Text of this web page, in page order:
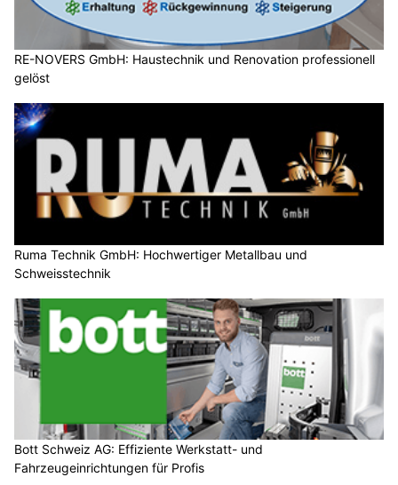
RE-NOVERS GmbH: Haustechnik und Renovation professionell
gelöst
Ruma Technik GmbH: Hochwertiger Metallbau und
Schweisstechnik
Bott Schweiz AG: Effiziente Werkstatt- und
Fahrzeugeinrichtungen für Profis